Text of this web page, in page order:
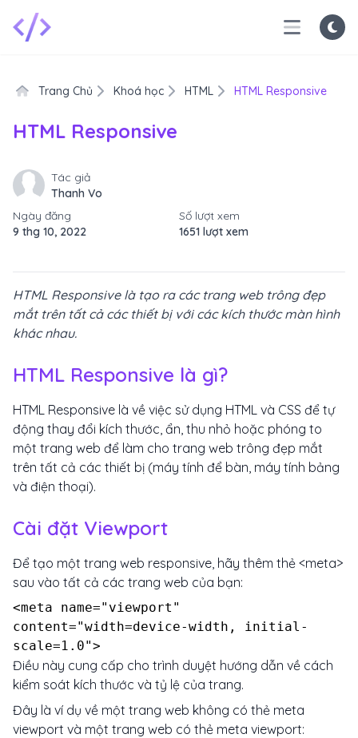
Trang Chủ Khoá học HTML HTML Responsive
HTML Responsive
Tác giả
Thanh Vo
Ngày đăng
9 thg 10, 2022
Số lượt xem
1651 lượt xem
HTML Responsive là tạo ra các trang web trông đẹp
mắt trên tất cả các thiết bị với các kích thước màn hình
khác nhau.
HTML Responsive là gì?
HTML Responsive là về việc sử dụng HTML và CSS để tự
động thay đổi kích thước, ẩn, thu nhỏ hoặc phóng to
một trang web để làm cho trang web trông đẹp mắt
trên tất cả các thiết bị (máy tính để bàn, máy tính bảng
và điện thoại).
Cài đặt Viewport
Để tạo một trang web responsive, hãy thêm thẻ <meta>
sau vào tất cả các trang web của bạn:
<meta name="viewport"
content="width=device-width, initial-
scale=1.0">
Điều này cung cấp cho trình duyệt hướng dẫn về cách
kiểm soát kích thước và tỷ lệ của trang.
Đây là ví dụ về một trang web không có thẻ meta
viewport và một trang web có thẻ meta viewport: